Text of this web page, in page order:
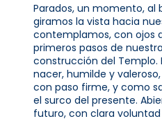
Parados, un momento, al
giramos la vista hacia
contemplamos, con ojos
primeros pasos de
construcción del Templo.
nacer, humilde y
con paso firme, y como
el surco del presente.
futuro, con clara voluntad